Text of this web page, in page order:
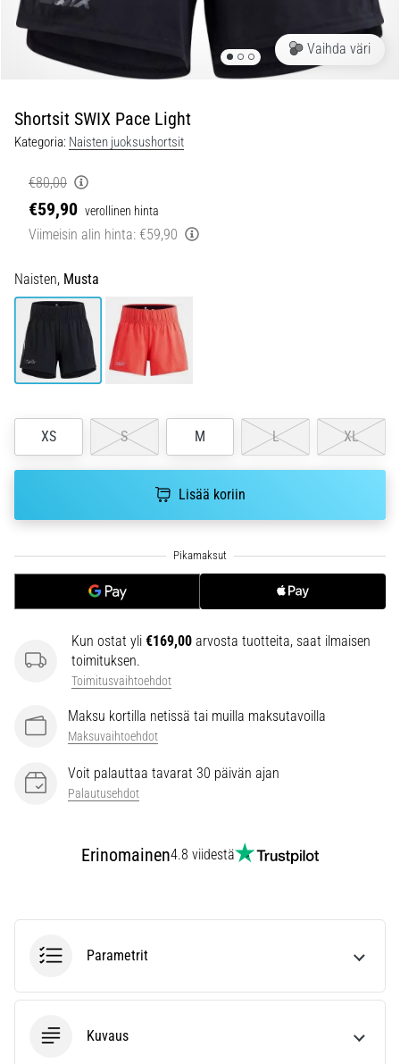
pistävästä
kantapääkivusta
juoksun
sen
jälkeen?
yleisimmistä
plantaarifaskiitti.
5. 8. 2026
8 min. luetaan
Hiilihydraattitankkaus:
se
vaikuttaa
juoksusuoritukseen?
hiilihydraattitankkaus
kestävyyssuorituskykyä.
todella…
Näytä
artikkelit
Vaihda väri
Shortsit SWIX Pace Light
Kategoria: Naisten juoksushortsit
€80,00
€59,90 verollinen hinta
Viimeisin alin hinta: €59,90
Naisten, Musta
XS S M L XL
Lisää koriin
Kun ostat yli €169,00 arvosta tuotteita, saat ilmaisen
toimituksen.
Toimitusvaihtoehdot
Maksu kortilla netissä tai muilla maksutavoilla
Maksuvaihtoehdot
Voit palauttaa tavarat 30 päivän ajan
Palautusehdot
Erinomainen4.8 viidestä
Parametrit
Kuvaus